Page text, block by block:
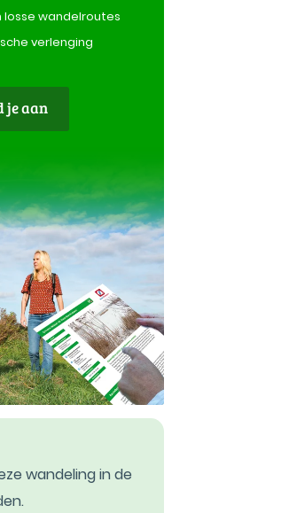
losse wandelroutes
verlenging
je aan
wandeling in de